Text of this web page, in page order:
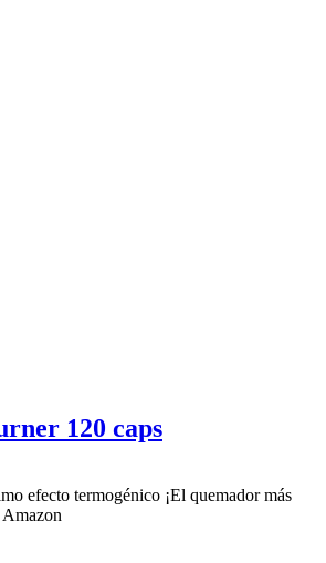
120 caps
efecto termogénico ¡El quemador más